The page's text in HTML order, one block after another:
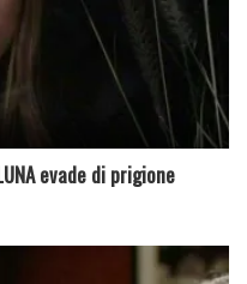
evade di prigione